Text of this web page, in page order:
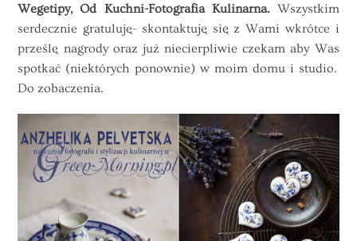
Wegetipy, Od Kuchni-Fotografia Kulinarna.Wszystkim
serdecznie gratuluję- skontaktuję się z Wami wkrótce i
prześlę nagrody oraz już niecierpliwie czekam aby Was
spotkać (niektórych ponownie) w moim domu i studio.
Do zobaczenia.